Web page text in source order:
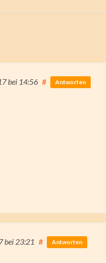
bei 14:56 # Antworten
bei 23:21 # Antworten